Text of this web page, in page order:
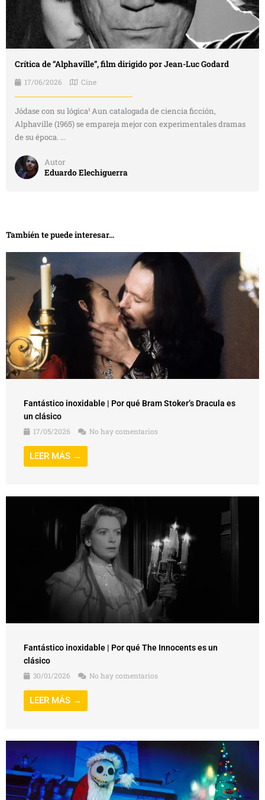
Crítica de “Alphaville”, film dirigido por Jean-Luc Godard
17/06/2026 Cine
Jódase con su lógica¹ Aun catalogada de ciencia ficción,
Alphaville (1965) se empareja mejor con experimentales dramas
de su época. ...
Autor
Eduardo Elechiguerra
También te puede interesar...
Fantástico inoxidable | Por qué Bram Stoker’s Dracula es
un clásico
17/05/2026
No hay comentarios
LEER MÁS →
Fantástico inoxidable | Por qué The Innocents es un
clásico
30/01/2026
No hay comentarios
LEER MÁS →